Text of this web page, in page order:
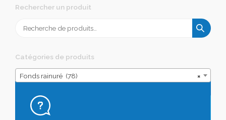
Rechercher un produit
pour :
Catégories de produits
×
Fonds rainuré (78)